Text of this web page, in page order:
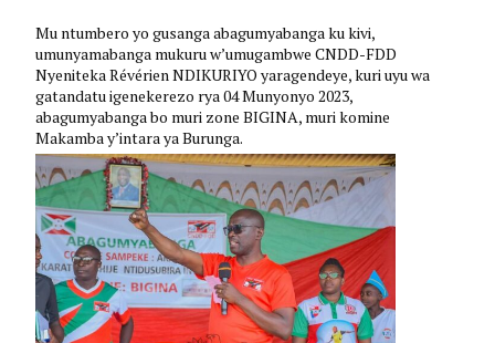
Mu ntumbero yo gusanga abagumyabanga ku kivi,
umunyamabanga mukuru w’umugambwe CNDD-FDD
Nyeniteka Révérien NDIKURIYO yaragendeye, kuri uyu wa
gatandatu igenekerezo rya 04 Munyonyo 2023,
abagumyabanga bo muri zone BIGINA, muri komine
Makamba y’intara ya Burunga.